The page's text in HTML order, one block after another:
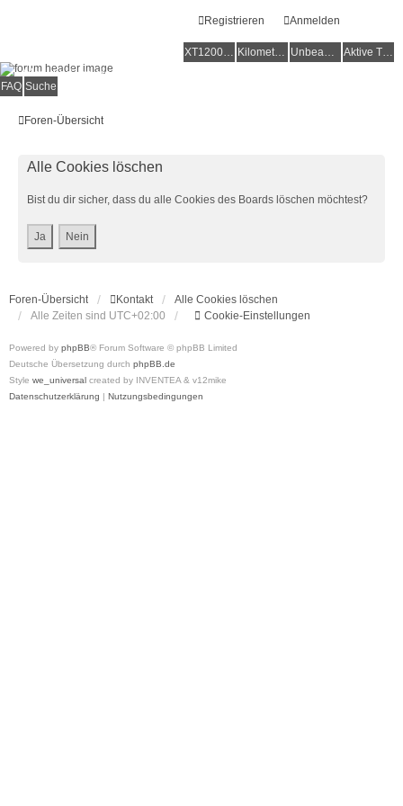
Anmelden
Registrieren
XT1200Z-Wiki Kilometerstatistik Unbeantwortete Themen Aktive Themen
Alles rund um die Yamaha XT1200Z Super Ténéré
FAQ Suche
Foren-Übersicht
Alle Cookies löschen
Bist du dir sicher, dass du alle Cookies des Boards löschen möchtest?
Foren-Übersicht Kontakt
Alle Cookies löschen
Alle Zeiten sind UTC+02:00 Cookie-Einstellungen
Powered by phpBB® Forum Software © phpBB Limited
Deutsche Übersetzung durch phpBB.de
Style we_universal created by INVENTEA & v12mike
Datenschutzerklärung | Nutzungsbedingungen